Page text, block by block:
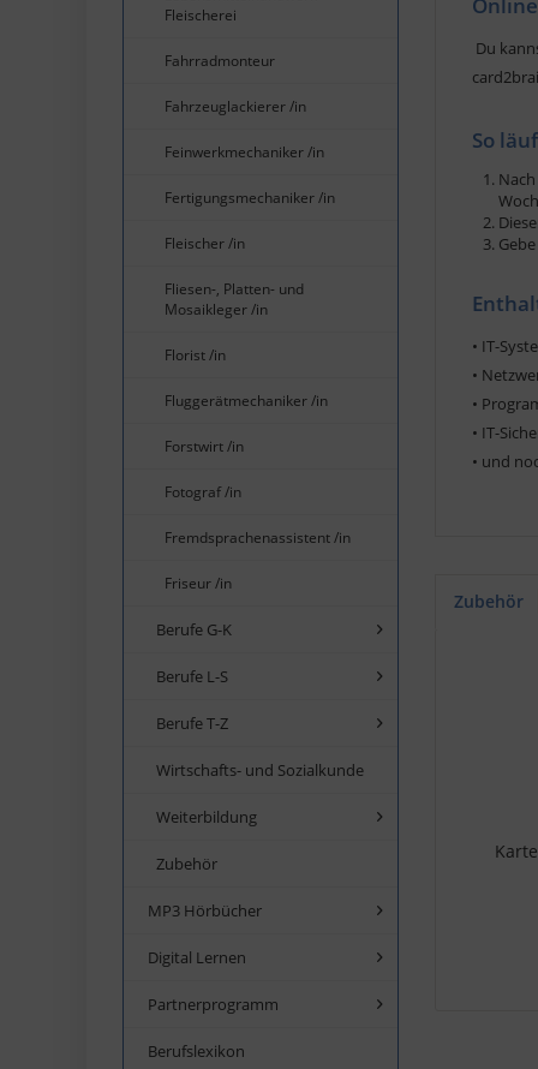
Fleischerei
Fahrradmonteur
Fahrzeuglackierer /in
Feinwerkmechaniker /in
Fertigungsmechaniker /in
Fleischer /in
Fliesen-, Platten- und
Mosaikleger /in
Florist /in
Fluggerätmechaniker /in
Forstwirt /in
Fotograf /in
Fremdsprachenassistent /in
Friseur /in
Berufe G-K
Berufe L-S
Berufe T-Z
Wirtschafts- und Sozialkunde
Weiterbildung
Zubehör
MP3 Hörbücher
Digital Lernen
Partnerprogramm
Berufslexikon
Du
So
• IT-
•
•
• IT-
• und
Zubehör